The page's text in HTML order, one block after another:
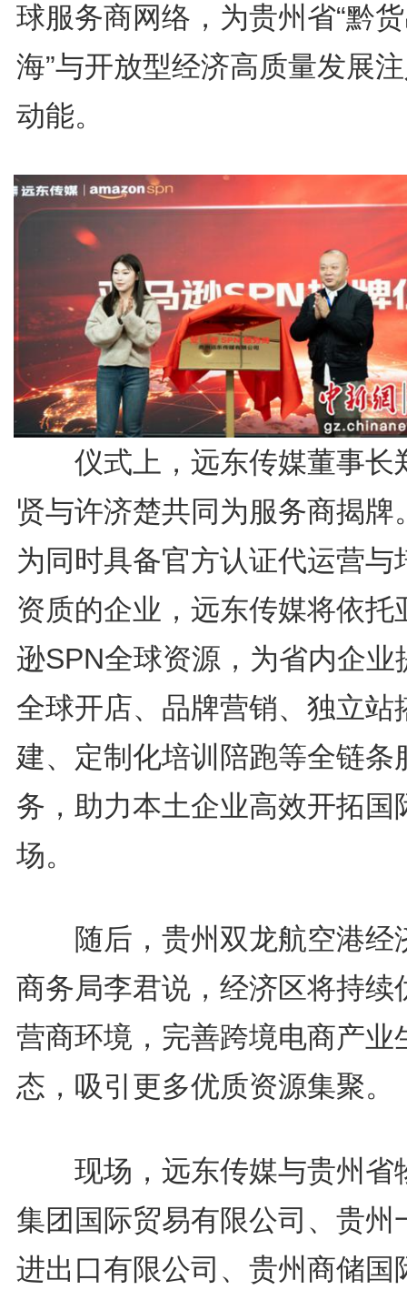
球服务商网络，为贵州省“黔
海”与开放型经济高质量发展
动能。
仪式上，远东传媒董事长
贤与许济楚共同为服务商揭牌
为同时具备官方认证代运营与
资质的企业，远东传媒将依托
逊SPN全球资源，为省内企业
全球开店、品牌营销、独立站
建、定制化培训陪跑等全链条
务，助力本土企业高效开拓国
场。
随后，贵州双龙航空港经
商务局李君说，经济区将持续
营商环境，完善跨境电商产业
态，吸引更多优质资源集聚。
现场，远东传媒与贵州省
集团国际贸易有限公司、贵州
进出口有限公司、贵州商储国